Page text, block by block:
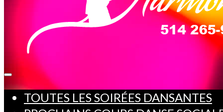
TOUTES LES SOIRÉES DANSANTES